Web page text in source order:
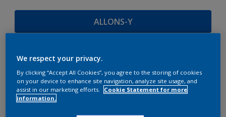
ALLONS-Y
SUGGESTIONS
D'HARMONIES
We respect your privacy.
By clicking “Accept All Cookies”, you agree to the storing of cookies
on your device to enhance site navigation, analyze site usage, and
assist in our marketing efforts.
Cookie Statement for more
information.